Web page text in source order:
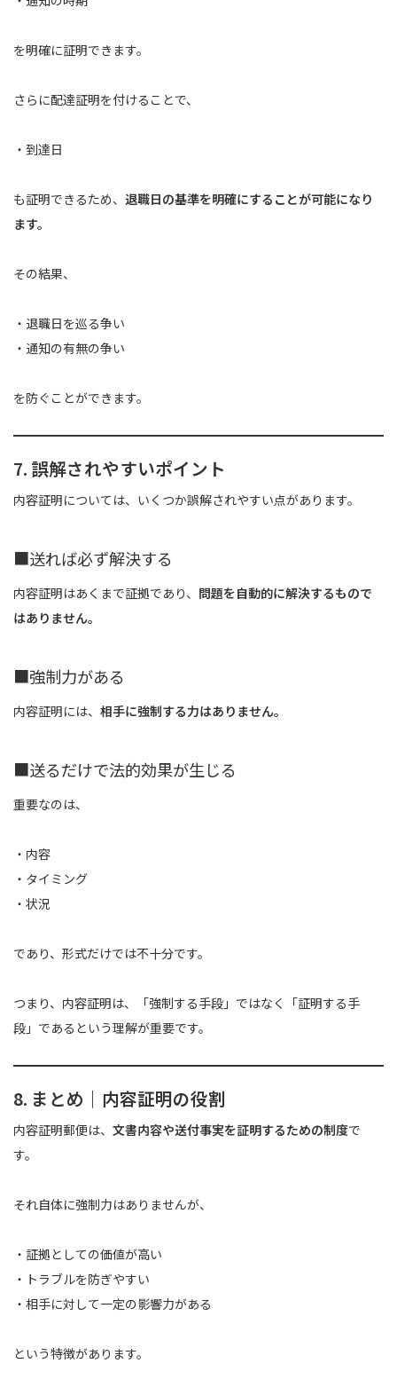
を明確に証明できます。
さらに配達証明を付けることで、
・到達日
も証明できるため、 退職日の基準を明確にすることが可能になり
ます。
その結果、
・退職日を巡る争い
・通知の有無の争い
を防ぐことができます。
7. 誤解されやすいポイント
内容証明については、いくつか誤解されやすい点があります。
■送れば必ず解決する
内容証明はあくまで証拠であり、 問題を自動的に解決するもので
はありません。
■強制力がある
内容証明には、 相手に強制する力はありません。
■送るだけで法的効果が生じる
重要なのは、
・内容
・タイミング
・状況
であり、形式だけでは不十分です。
つまり、内容証明は、「強制する手段」ではなく「証明する手
段」であるという理解が重要です。
8. まとめ｜内容証明の役割
内容証明郵便は、 文書内容や送付事実を証明するための制度で
す。
それ自体に強制力はありませんが、
・証拠としての価値が高い
・トラブルを防ぎやすい
・相手に対して一定の影響力がある
という特徴があります。